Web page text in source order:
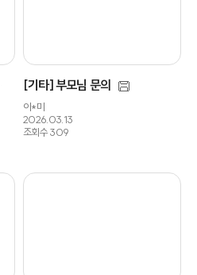
[기타] 부모님 문의
이*미
2026.03.13
조회수 309